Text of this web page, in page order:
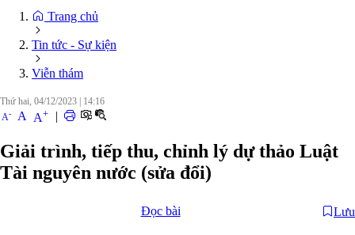
Trang chủ
Tin tức - Sự kiện
Viễn thám
Thứ hai, 04/12/2023
14:16
A- A A+ |
Giải trình, tiếp thu, chỉnh lý dự thảo Luật
Tài nguyên nước (sửa đổi)
Đọc bài Lưu